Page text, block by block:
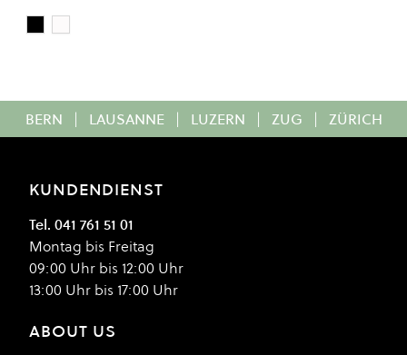
Colour
BlackWhite
BERN | LAUSANNE | LUZERN | ZUG | ZÜRICH
KUNDENDIENST
Tel. 041 761 51 01
Montag bis Freitag
09:00 Uhr bis 12:00 Uhr
13:00 Uhr bis 17:00 Uhr
ABOUT US